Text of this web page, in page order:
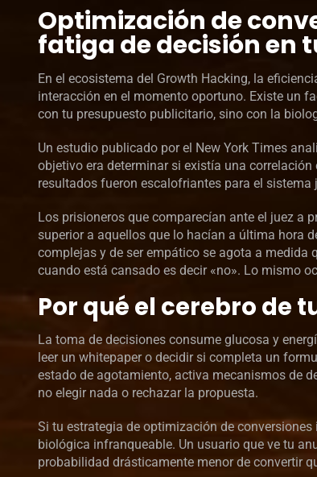
Optimización de
fatiga de decisión en
En el ecosistema del Growth Hacking, la
interacción en el momento oportuno. Existe un
con tu presupuesto publicitario, sino con la
Un estudio publicado por el New York Times
objetivo era determinar si existía una
resultados fueron escalofriantes para el
Los prisioneros que comparecían ante el juez a
superior a aquellos que lo hacían a última hora
complejas y de ser empático se agota a
cuando está cansado es decir «no». Lo mismo
Por qué el cerebro de
La toma de decisiones consume glucosa y
leer un whitepaper o decidir si completa un
estado de agotamiento, activa mecanismos de
no elegir nada o rechazar la propuesta.
Si tu estrategia de optimización de
biológica infranqueable. Un usuario que ve tu
probabilidad drásticamente menor de convertir